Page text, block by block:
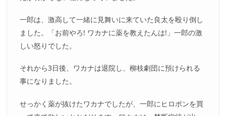
一郎は、激高して一緒に見舞いに来ていた良太を殴り倒し
ました。「お前やろ! ワカナに薬を教えたんは!」一郎の激
しい怒りでした。
それから3日後、ワカナは退院し、柳枝劇団に預けられる
事になりました。
せっかく薬が抜けたワカナでしたが、一郎にヒロポンを買